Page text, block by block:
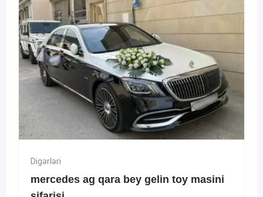
Digərləri
mercedes ag qara bey gelin toy masini